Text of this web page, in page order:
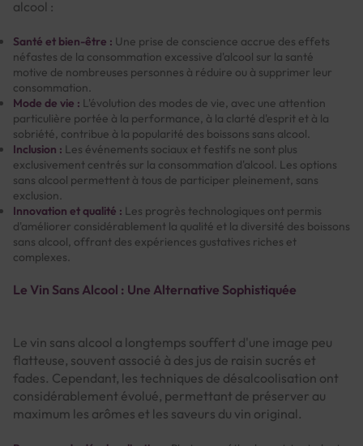
alcool :
Santé et bien-être : Une prise de conscience accrue des effets
néfastes de la consommation excessive d'alcool sur la santé
motive de nombreuses personnes à réduire ou à supprimer leur
consommation.
Mode de vie : L'évolution des modes de vie, avec une attention
particulière portée à la performance, à la clarté d'esprit et à la
sobriété, contribue à la popularité des boissons sans alcool.
Inclusion : Les événements sociaux et festifs ne sont plus
exclusivement centrés sur la consommation d'alcool. Les options
sans alcool permettent à tous de participer pleinement, sans
exclusion.
Innovation et qualité : Les progrès technologiques ont permis
d'améliorer considérablement la qualité et la diversité des boissons
sans alcool, offrant des expériences gustatives riches et
complexes.
Le Vin Sans Alcool : Une Alternative Sophistiquée
Le vin sans alcool a longtemps souffert d'une image peu
flatteuse, souvent associé à des jus de raisin sucrés et
fades. Cependant, les techniques de désalcoolisation ont
considérablement évolué, permettant de préserver au
maximum les arômes et les saveurs du vin original.